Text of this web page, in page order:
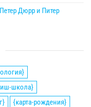
Дюрр и Питер
школа}
{карта-рождения}